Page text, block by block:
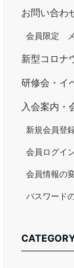
お問い合わ
会員限定
新型コロナ
研修会・イ
入会案内・
新規会員登
会員ログイ
会員情報の
パスワード